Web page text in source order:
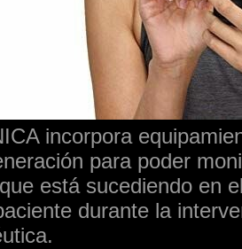
incorpora
para poder
está sucediendo en
durante la